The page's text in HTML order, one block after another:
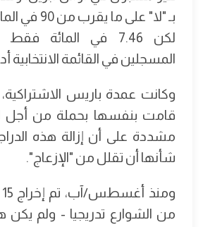
بـ "لا" على
لكن 7.46 في المائة
المسجلين في القائمة الانتخابية
وكانت عمدة باريس
قامت بنفسها بحملة من أجل
مشددة على أن إزالة هذه
شأنها أن تقلل من "الإزعاج".
من الشوارع تدريجيا - ولم